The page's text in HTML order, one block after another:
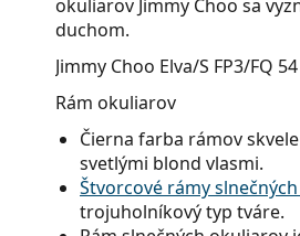
okuliarov Jimmy Choo sa
duchom.
Jimmy Choo Elva/S FP3/FQ 54
Rám okuliarov
Čierna farba rámov
svetlými blond vlasmi.
Štvorcové rámy
trojuholníkový typ tváre.